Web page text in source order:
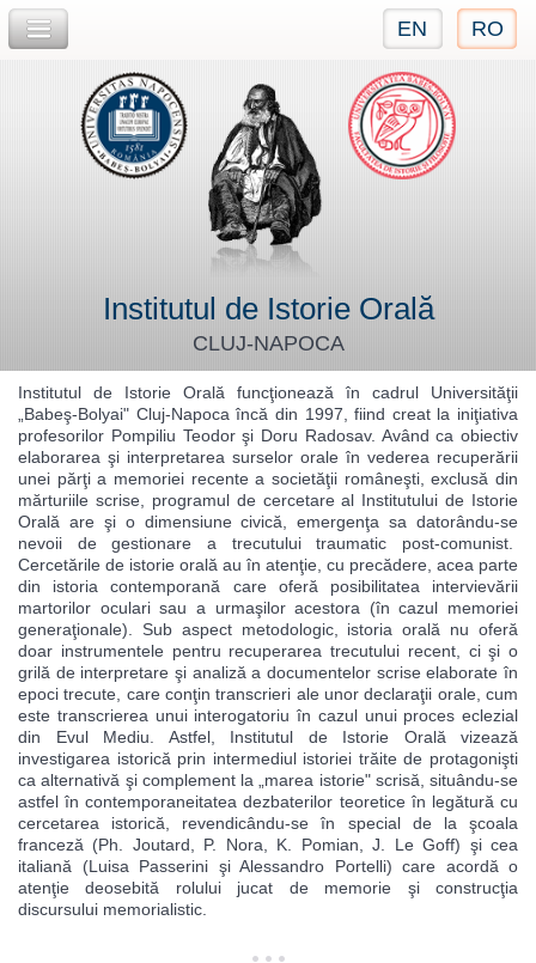
EN RO
Institutul de Istorie Orală
CLUJ-NAPOCA
Institutul de Istorie Orală funcţionează în cadrul Universităţii
„Babeş-Bolyai" Cluj-Napoca încă din 1997, fiind creat la iniţiativa
profesorilor Pompiliu Teodor şi Doru Radosav. Având ca obiectiv
elaborarea şi interpretarea surselor orale în vederea recuperării
unei părţi a memoriei recente a societăţii româneşti, exclusă din
mărturiile scrise, programul de cercetare al Institutului de Istorie
Orală are şi o dimensiune civică, emergenţa sa datorându-se
nevoii de gestionare a trecutului traumatic post-comunist.
Cercetările de istorie orală au în atenţie, cu precădere, acea parte
din istoria contemporană care oferă posibilitatea intervievării
martorilor oculari sau a urmaşilor acestora (în cazul memoriei
generaţionale). Sub aspect metodologic, istoria orală nu oferă
doar instrumentele pentru recuperarea trecutului recent, ci şi o
grilă de interpretare şi analiză a documentelor scrise elaborate în
epoci trecute, care conţin transcrieri ale unor declaraţii orale, cum
este transcrierea unui interogatoriu în cazul unui proces eclezial
din Evul Mediu. Astfel, Institutul de Istorie Orală vizează
investigarea istorică prin intermediul istoriei trăite de protagonişti
ca alternativă şi complement la „marea istorie" scrisă, situându-se
astfel în contemporaneitatea dezbaterilor teoretice în legătură cu
cercetarea istorică, revendicându-se în special de la şcoala
franceză (Ph. Joutard, P. Nora, K. Pomian, J. Le Goff) şi cea
italiană (Luisa Passerini şi Alessandro Portelli) care acordă o
atenţie deosebită rolului jucat de memorie şi construcţia
discursului memorialistic.